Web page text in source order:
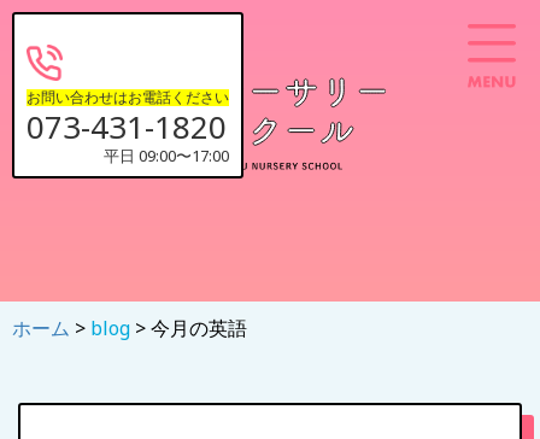
お問い合わせはお電話ください
073-431-1820
平日 09:00〜17:00
ホーム > blog > 今月の英語